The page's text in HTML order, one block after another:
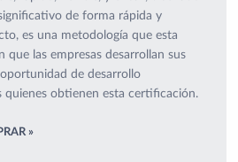
de forma rápida y
es una metodología que esta
que las empresas desarrollan sus
de desarrollo
quienes obtienen esta certificación.
»